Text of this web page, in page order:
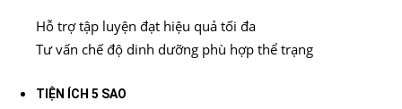
Hỗ trợ tập luyện đạt hiệu quả tối đa
Tư vấn chế độ dinh dưỡng phù hợp thể trạng
TIỆN ÍCH 5 SAO